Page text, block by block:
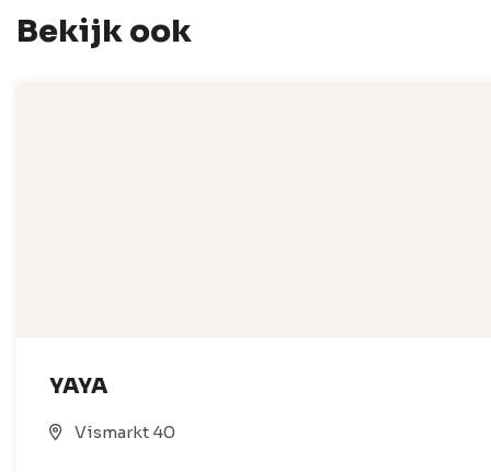
Bekijk ook
YAYA
Vismarkt 40